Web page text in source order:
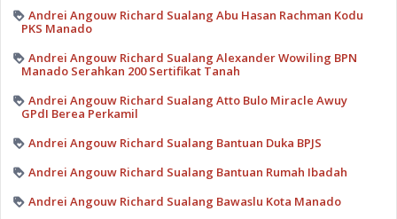
Andrei Angouw Richard Sualang Abu Hasan Rachman Kodu
PKS Manado
Andrei Angouw Richard Sualang Alexander Wowiling BPN
Manado Serahkan 200 Sertifikat Tanah
Andrei Angouw Richard Sualang Atto Bulo Miracle Awuy
GPdI Berea Perkamil
Andrei Angouw Richard Sualang Bantuan Duka BPJS
Andrei Angouw Richard Sualang Bantuan Rumah Ibadah
Andrei Angouw Richard Sualang Bawaslu Kota Manado